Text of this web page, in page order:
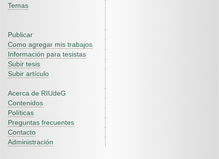
Temas
Publicar
Como agregar mis trabajos
Información para tesistas
Subir tesis
Subir artículo
Acerca de RIUdeG
Contenidos
Políticas
Preguntas frecuentes
Contacto
Administración